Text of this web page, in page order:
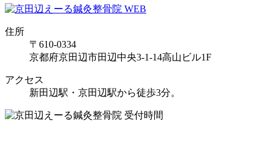
住所
〒610-0334
京都府京田辺市田辺中央3-1-14高山ビル1F
アクセス
新田辺駅・京田辺駅から徒歩3分。